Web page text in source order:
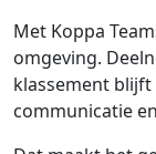
Met Koppa
omgeving.
klassement
communicatie